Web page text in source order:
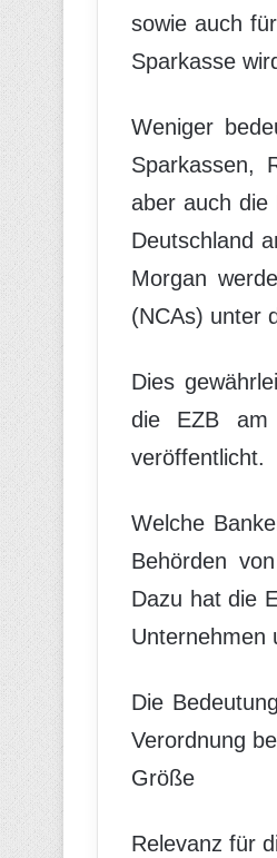
sowie auch
Sparkasse
Weniger
Sparkassen,
aber auch die
Deutschland
Morgan
(NCAs) unter
Dies
die EZB am
veröffentlicht.
Welche
Behörden
Dazu hat die
Unternehmen
Die
Verordnung
Größe
Relevanz für